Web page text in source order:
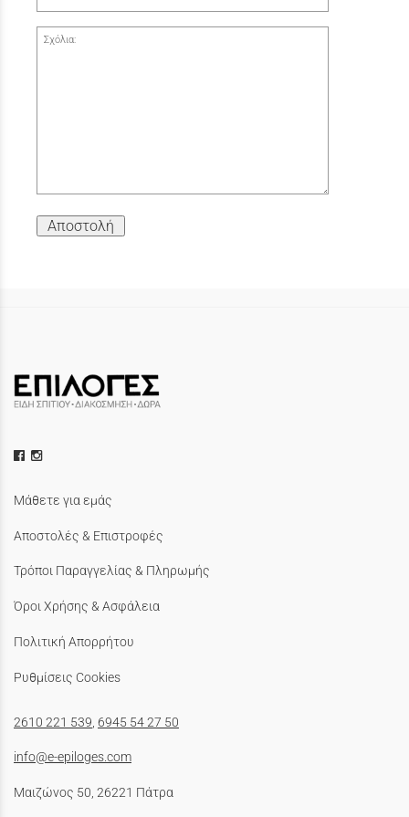
Σχόλια:
Αποστολή
Μάθετε για εμάς
Αποστολές & Επιστροφές
Τρόποι Παραγγελίας & Πληρωμής
Όροι Χρήσης & Ασφάλεια
Πολιτική Απορρήτου
Ρυθμίσεις Cookies
2610 221 539 6945 54 27 50
info@e-epiloges.com
Μαιζώνος 50, 26221 Πάτρα